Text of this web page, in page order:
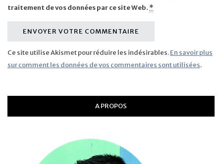
traitement de vos données par ce site Web. *
Ce site utilise Akismet pour réduire les indésirables.En savoir plus
sur comment les données de vos commentaires sont utilisées.
A PROPOS